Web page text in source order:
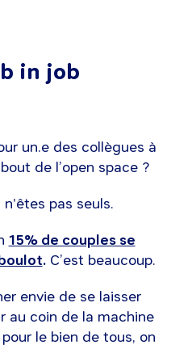
in job
un.e des collègues à
de l’open space ?
n'êtes pas seuls.
15% de couples se
.C’est beaucoup.
envie de se laisser
au coin de la machine
le bien de tous, on